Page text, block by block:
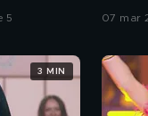
5 07 mar
3 MIN